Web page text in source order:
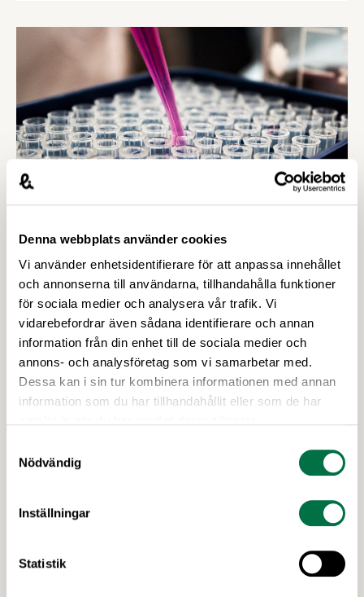
Denna webbplats använder cookies
Vi använder enhetsidentifierare för att anpassa innehållet
och annonserna till användarna, tillhandahålla funktioner
för sociala medier och analysera vår trafik. Vi
vidarebefordrar även sådana identifierare och annan
information från din enhet till de sociala medier och
annons- och analysföretag som vi samarbetar med.
Dessa kan i sin tur kombinera informationen med annan
information som du har tillhandahållit eller som de har
Nödvändig
Inställningar
Statistik
om utlysningen, ställa frågor och ges möjlighet att
söka kontakt med forskare/företag för en
projektansökan.
Formas finansierar centrumbildningar
för stärkt livsmedelskedja
7 APRIL 2020
Nu har forskare och företag chans att fram till den
3 september söka finansiering hos Formas för att
gemensamt skapa och driva tvärvetenskapliga
centrumbildningar kring områden som bidrar till
arrangerar Formas ett webinarium för dig som vill